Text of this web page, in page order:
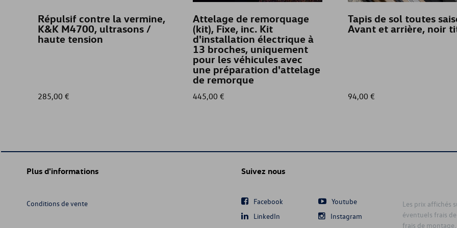
Répulsif contre la vermine,
K&K M4700, ultrasons /
haute tension
285,00 €
Attelage de remorquage
(kit), Fixe, inc. Kit
d'installation électrique à
13 broches, uniquement
pour les véhicules avec
une préparation d'attelage
de remorque
445,00 €
Tapis de sol toutes
Avant et arrière, noir
94,00 €
Plus d'informations
Conditions de vente
Suivez nous
Facebook
Youtube
LinkedIn
Instagram
Les prix affichés
éventuels frais
frais de